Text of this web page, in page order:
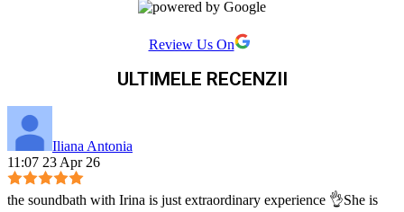
Review Us On
ULTIMELE RECENZII
Iliana Antonia
11:07 23 Apr 26
the soundbath with Irina is just extraordinary experience 👌She is